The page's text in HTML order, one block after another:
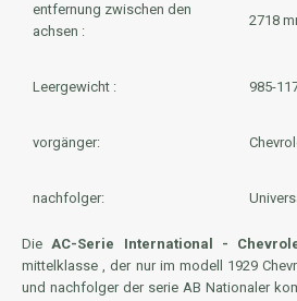
entfernung zwischen den
achsen :
2718
Leergewicht : 985-
vorgänger:
nachfolger:
DieAC-Serie International -
mittelklasse , der nur im modell 1929
und nachfolger der serie AB Nationaler